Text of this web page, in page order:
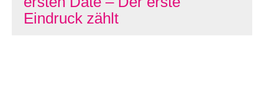
Eindruck zählt